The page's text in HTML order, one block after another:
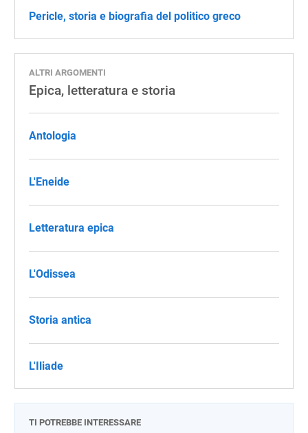
Pericle, storia e biografia del politico greco
ALTRI ARGOMENTI
Epica, letteratura e storia
Antologia
L'Eneide
Letteratura epica
L'Odissea
Storia antica
L'Iliade
TI POTREBBE INTERESSARE